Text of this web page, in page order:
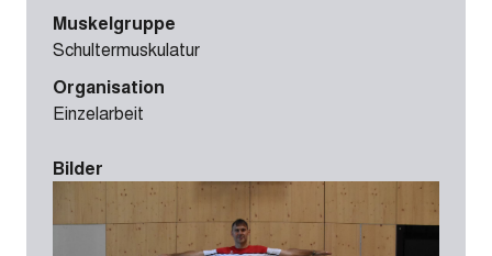
Muskelgruppe
Schultermuskulatur
Organisation
Einzelarbeit
Bilder